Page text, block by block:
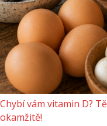
Chybí vám vitamin D?
okamžitě!